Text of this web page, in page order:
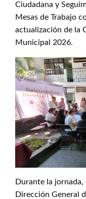
Ciudadana y
Mesas de Trabajo
actualización de la
Municipal 2026.
Durante la jornada,
Dirección General